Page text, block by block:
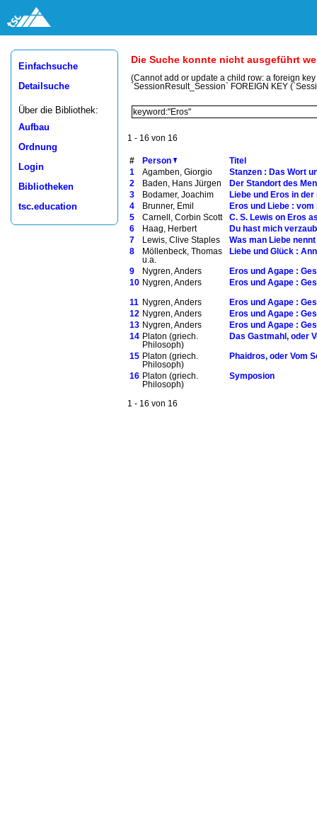
Einfachsuche
Detailsuche
Über die Bibliothek:
Aufbau
Ordnung
Login
Bibliotheken
tsc.education
Die Suche konnte nicht ausgeführt
(Cannot add or update a child row: a foreign
`SessionResult_Session` FOREIGN KEY
1 - 16 von 16
# Person
Titel
1
Agamben, Giorgio
Stanzen : Das Wort
2
Baden, Hans Jürgen
Der Standort des
3
Bodamer, Joachim
Liebe und Eros in
4
Brunner, Emil
Eros und Liebe :
5
Carnell, Corbin Scott
C. S. Lewis on Eros
6
Haag, Herbert
Du hast mich
7
Lewis, Clive Staples
Was man Liebe
8
Möllenbeck, Thomas
u.a.
Liebe und Glück :
9 Nygren, Anders
Eros und Agape :
10 Nygren, Anders Eros und Agape :
11 Nygren, Anders
Eros und Agape :
12 Nygren, Anders
Eros und Agape :
13 Nygren, Anders
Eros und Agape :
14 Platon (griech.
Philosoph)
Das Gastmahl, oder
15 Platon (griech.
Philosoph)
Phaidros, oder Vom
16 Platon (griech.
Philosoph)
Symposion
1 - 16 von 16